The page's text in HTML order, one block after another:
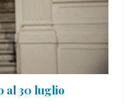
al 30 luglio